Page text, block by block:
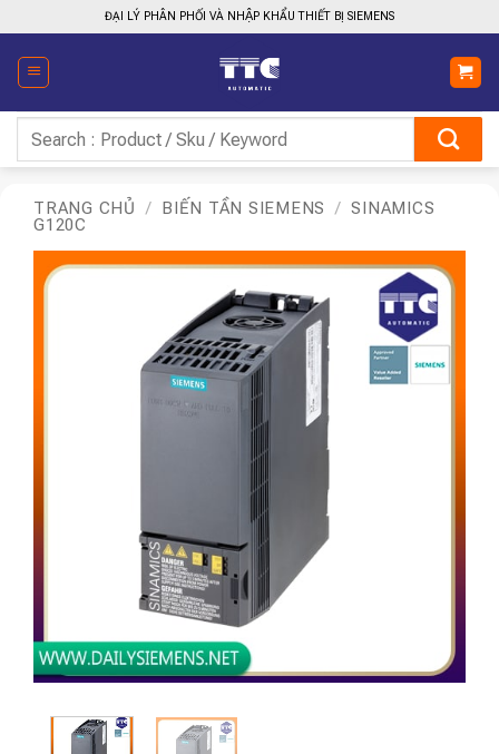
qua
nội
dung
ĐẠI LÝ PHÂN PHỐI VÀ NHẬP KHẨU THIẾT BỊ SIEMENS
kiếm:
TRANG CHỦ / BIẾN TẦN SIEMENS / SINAMICS
G120C